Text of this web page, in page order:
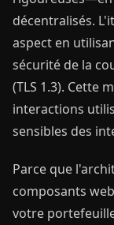
décentralisés.
aspect en
sécurité de la
(TLS 1.3). Cette
interactions
sensibles des
Parce que
composants
votre